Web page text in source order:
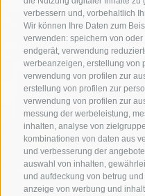
verbessern und, vorbehaltlich
Wir können Ihre Daten zum
verwenden: speichern von
endgerät, verwendung
werbeanzeigen, erstellung von
verwendung von profilen zur
erstellung von profilen zur
verwendung von profilen zur
messung der werbeleistung,
inhalten, analyse von
kombinationen von daten aus
und verbesserung der
auswahl von inhalten,
und aufdeckung von betrug
anzeige von werbung und